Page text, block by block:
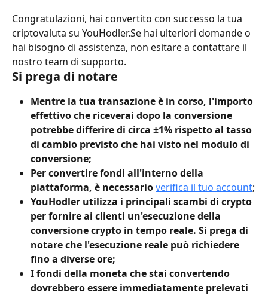
Congratulazioni, hai convertito con successo la tua
criptovaluta su YouHodler.Se hai ulteriori domande o
hai bisogno di assistenza, non esitare a contattare il
nostro team di supporto.
Si prega di notare
Mentre la tua transazione è in corso, l'importo
effettivo che riceverai dopo la conversione
potrebbe differire di circa ±1% rispetto al tasso
di cambio previsto che hai visto nel modulo di
conversione;
Per convertire fondi all'interno della
piattaforma, è necessario verifica il tuo account;
YouHodler utilizza i principali scambi di crypto
per fornire ai clienti un'esecuzione della
conversione crypto in tempo reale. Si prega di
notare che l'esecuzione reale può richiedere
fino a diverse ore;
I fondi della moneta che stai convertendo
dovrebbero essere immediatamente prelevati